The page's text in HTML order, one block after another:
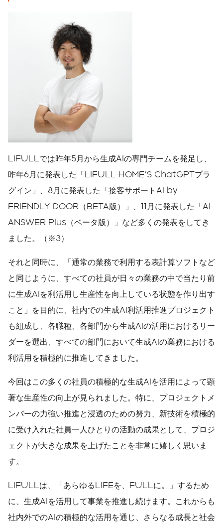
LIFULLでは昨年5月から生成AIの専門チームを発足し、
昨年6月に発表した「LIFULL HOME'S ChatGPTプラ
グイン」、8月に発表した「接客サポートAI by
FRIENDLY DOOR（BETA版）」、11月に発表した「AI
ANSWER Plus（ベータ版）」など多くの発表をしてき
ました。（※3）
それと同時に、「通常の業務で利用する表計算ソフトなど
と同じように、すべての社員が日々の業務の中で当たり前
に生成AIを利活用し生産性を向上している状態を作り出す
こと」を目的に、社内での生成AI利活用推進プロジェクト
も組成し、各職種、各部門から生成AIの活用におけるリー
ダーを選出、すべての部門において生成AIの業務における
利活用を積極的に推進してきました。
今回はこの多くの社員の積極的な生成AIを活用によって顕
著な生産性の向上が見られました。特に、プロジェクトメ
ンバーの力強い推進と浸透のための努力、新技術を積極的
に受け入れた社員一人ひとりの活動の成果として、プロジ
ェクトが大きな成果を上げたことを非常に嬉しく思いま
す。
LIFULLは、「あらゆるLIFEを、FULLに。」するため
に、生成AIを活用して事業を推進し続けます。これからも
社内外でのAIの積極的な活用を通じ、さらなる成長と社会